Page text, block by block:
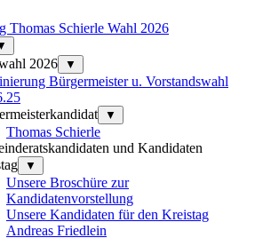
Thomas Schierle Wahl 2026
2026 ▼
Bürgermeister u. Vorstandswahl
▼
Thomas Schierle
und Kandidaten
▼
Unsere Broschüre zur
Kandidatenvorstellung
Unsere Kandidaten für den Kreistag
Andreas Friedlein